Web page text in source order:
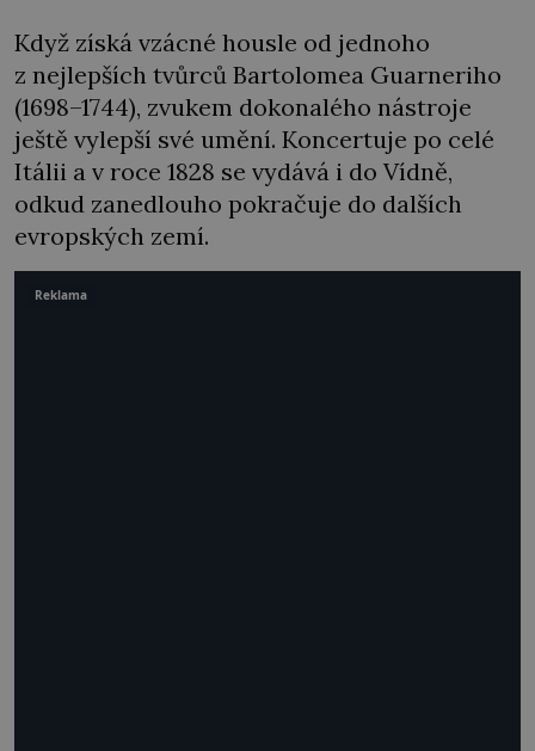
Když získá vzácné housle od jednoho
z nejlepších tvůrců Bartolomea Guarneriho
(1698–1744), zvukem dokonalého nástroje
ještě vylepší své umění. Koncertuje po celé
Itálii a v roce 1828 se vydává i do Vídně,
odkud zanedlouho pokračuje do dalších
evropských zemí.
Reklama